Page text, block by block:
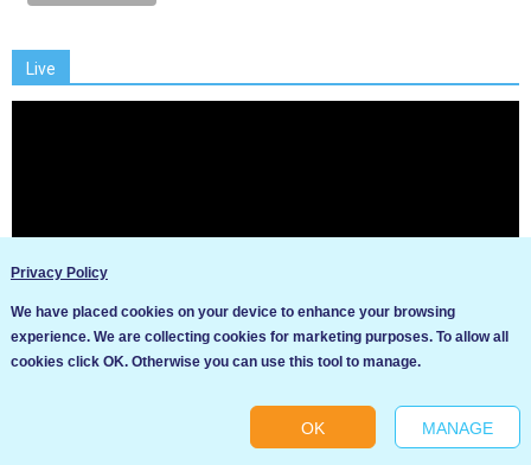
Live
Privacy Policy
We have placed cookies on your device to enhance your browsing
experience. We are collecting cookies for marketing purposes. To allow all
cookies click OK. Otherwise you can use this tool to manage.
OK MANAGE
Ние използваме бисквитки за да подобрим услугите си. Ако
продължите да посещавате този сайт, ние приемаме, че се